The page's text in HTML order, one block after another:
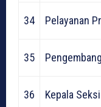
34 Pelayanan
35
36 Kepala Seksi